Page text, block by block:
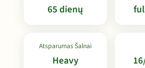
65 dienų
Atsparumas Šalnai
Heavy